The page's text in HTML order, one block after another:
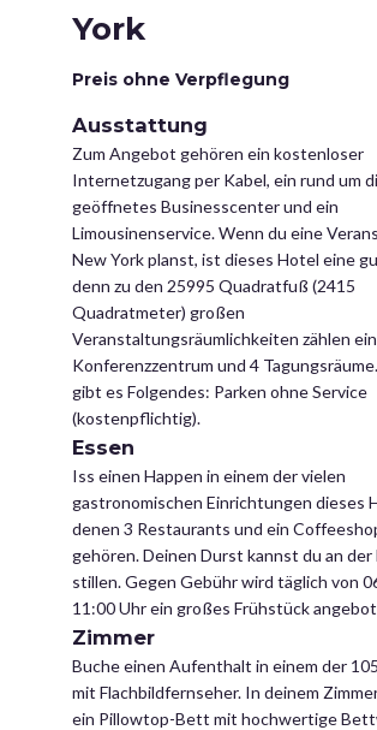
York
Preis ohne Verpflegung
Ausstattung
Zum Angebot gehören ein kostenloser
Internetzugang per Kabel, ein rund um
geöffnetes Businesscenter und ein
Limousinenservice. Wenn du eine
New York planst, ist dieses Hotel eine
denn zu den 25995 Quadratfuß (2415
Quadratmeter) großen
Veranstaltungsräumlichkeiten zählen ein
Konferenzzentrum und 4
gibt es Folgendes: Parken ohne Service
(kostenpflichtig).
Essen
Iss einen Happen in einem der vielen
gastronomischen Einrichtungen dieses
denen 3 Restaurants und ein
gehören. Deinen Durst kannst du an der
stillen. Gegen Gebühr wird täglich von
11:00 Uhr ein großes Frühstück
Zimmer
Buche einen Aufenthalt in einem der
mit Flachbildfernseher. In deinem
ein Pillowtop-Bett mit hochwertige